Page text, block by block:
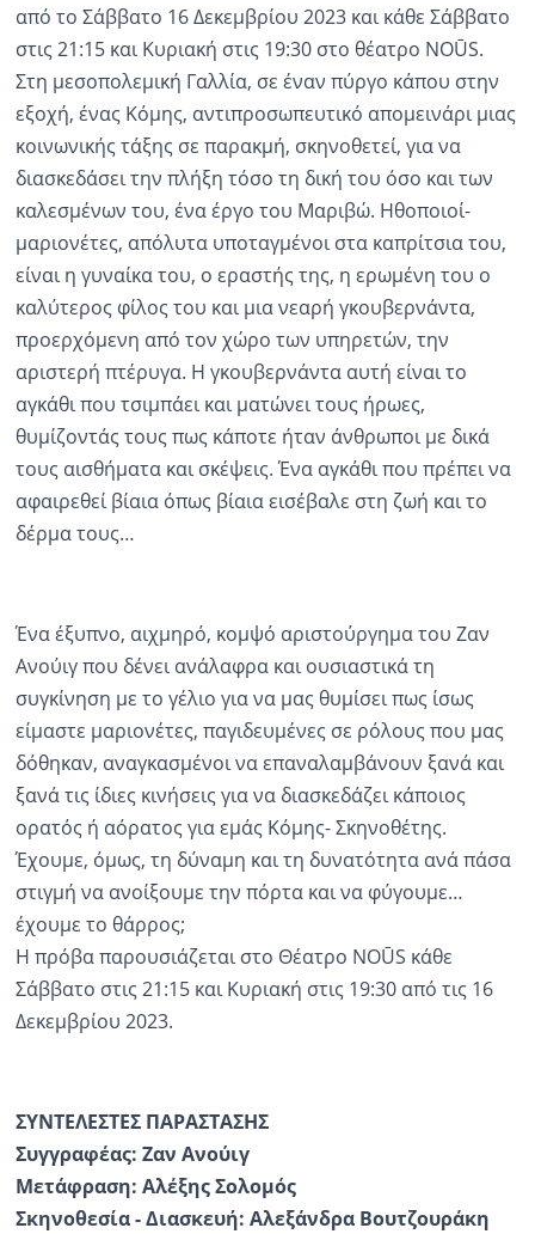
από το Σάββατο 16 Δεκεμβρίου 2023 και κάθε Σάββατο
στις 21:15 και Κυριακή στις 19:30 στο θέατρο NOŪS.
Στη μεσοπολεμική Γαλλία, σε έναν πύργο κάπου στην
εξοχή, ένας Κόμης, αντιπροσωπευτικό απομεινάρι μιας
κοινωνικής τάξης σε παρακμή, σκηνοθετεί, για να
διασκεδάσει την πλήξη τόσο τη δική του όσο και των
καλεσμένων του, ένα έργο του Μαριβώ. Ηθοποιοί-
μαριονέτες, απόλυτα υποταγμένοι στα καπρίτσια του,
είναι η γυναίκα του, ο εραστής της, η ερωμένη του ο
καλύτερος φίλος του και μια νεαρή γκουβερνάντα,
προερχόμενη από τον χώρο των υπηρετών, την
αριστερή πτέρυγα. Η γκουβερνάντα αυτή είναι το
αγκάθι που τσιμπάει και ματώνει τους ήρωες,
θυμίζοντάς τους πως κάποτε ήταν άνθρωποι με δικά
τους αισθήματα και σκέψεις. Ένα αγκάθι που πρέπει να
αφαιρεθεί βίαια όπως βίαια εισέβαλε στη ζωή και το
δέρμα τους…
Ένα έξυπνο, αιχμηρό, κομψό αριστούργημα του Ζαν
Ανούιγ που δένει ανάλαφρα και ουσιαστικά τη
συγκίνηση με το γέλιο για να μας θυμίσει πως ίσως
είμαστε μαριονέτες, παγιδευμένες σε ρόλους που μας
δόθηκαν, αναγκασμένοι να επαναλαμβάνουν ξανά και
ξανά τις ίδιες κινήσεις για να διασκεδάζει κάποιος
ορατός ή αόρατος για εμάς Κόμης- Σκηνοθέτης.
Έχουμε, όμως, τη δύναμη και τη δυνατότητα ανά πάσα
στιγμή να ανοίξουμε την πόρτα και να φύγουμε…
έχουμε το θάρρος;
H πρόβα παρουσιάζεται στο Θέατρο NOŪS κάθε
Σάββατο στις 21:15 και Κυριακή στις 19:30 από τις 16
Δεκεμβρίου 2023.
ΣΥΝΤΕΛΕΣΤΕΣ ΠΑΡΑΣΤΑΣΗΣ
Συγγραφέας: Ζαν Ανούιγ
Μετάφραση: Αλέξης Σολομός
Σκηνοθεσία - Διασκευή: Αλεξάνδρα Βουτζουράκη